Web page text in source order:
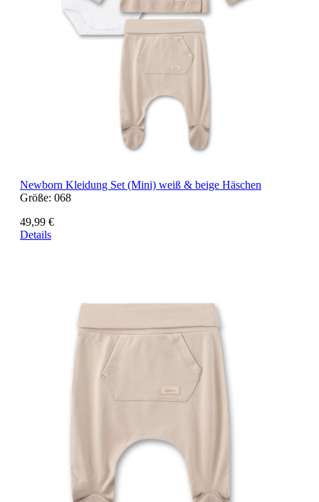
Newborn Kleidung Set (Mini) weiß & beige Häschen
Größe: 068
49,99 €
Details